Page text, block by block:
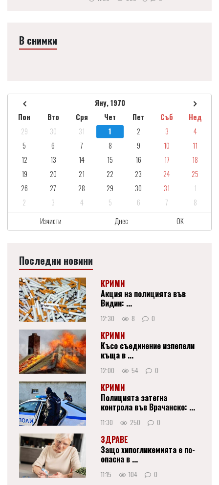
В снимки
Яну, 1970
Пон
Вто Сря Чет Пет Съб
Нед
29
30 31 1 2 3
4
5
6 7 8 9 10
11
12
13 14 15 16 17
18
19
20 21 22 23 24
25
26
27 28 29 30 31
1
2
3 4 5 6 7
8
Изчисти
Днес OK
Последни новини
КРИМИ
Акция на полицията във
Видин: ...
12:30 8 0
КРИМИ
Късо съединение изпепели
къща в ...
12:00 54 0
КРИМИ
Полицията затегна
контрола във Врачанско: ...
11:30 250 0
ЗДРАВЕ
Защо хипогликемията е по-
опасна в ...
11:15 104 0